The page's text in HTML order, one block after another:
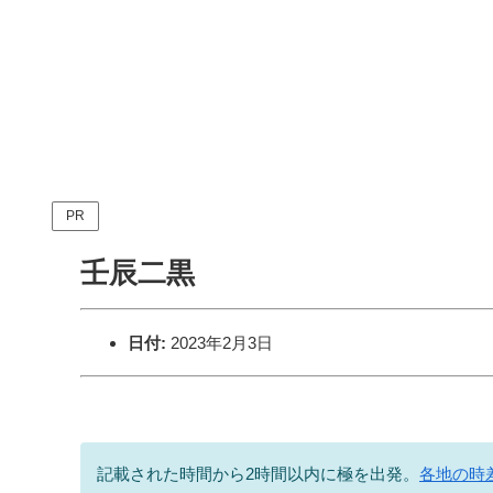
PR
壬辰二黒
日付: 2023年2月3日
記載された時間から2時間以内に極を出発。 各地の時